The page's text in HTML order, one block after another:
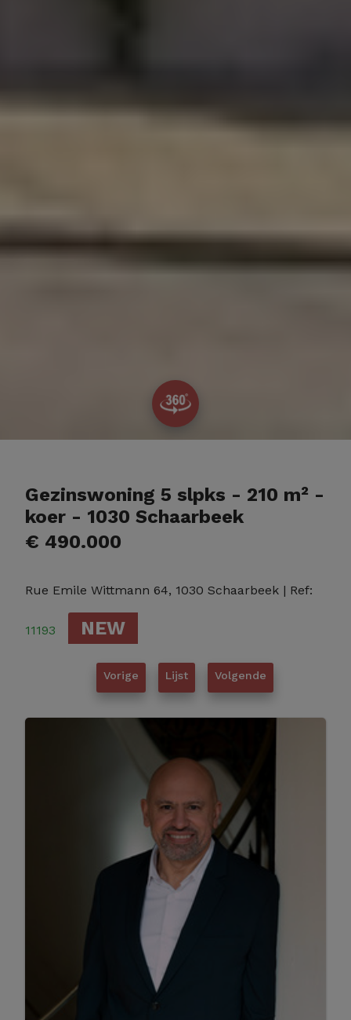
Gezinswoning 5 slpks - 210 m² -
koer - 1030 Schaarbeek
€ 490.000
Rue Emile Wittmann 64, 1030 Schaarbeek | Ref:
11193 NEW
Vorige Lijst Volgende